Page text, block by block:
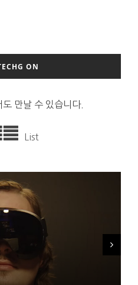
ON
만날 수 있습니다.
List